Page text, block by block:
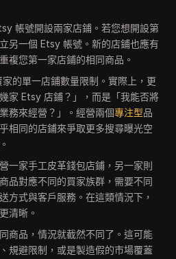
帳號開設兩家店鋪。若您想開設第
另一個 Etsy 帳號。新的店鋪也應有
複您第一家店鋪的相同商品。
的單一店鋪數量限制。實際上，更
家 Etsy 店鋪？」，而是「我能否將
務來經營？」。經營兩個專注型品
相同的店鋪來爭取更多搜尋曝光空
一家手工皮革錢包店鋪，另一家則
品對應不同的買家族群，需要不同
方式與客戶服務。在這類情況下，
清晰。
商品，情況就截然不同了。這可能
規避限制，或是製造假的市場覆蓋